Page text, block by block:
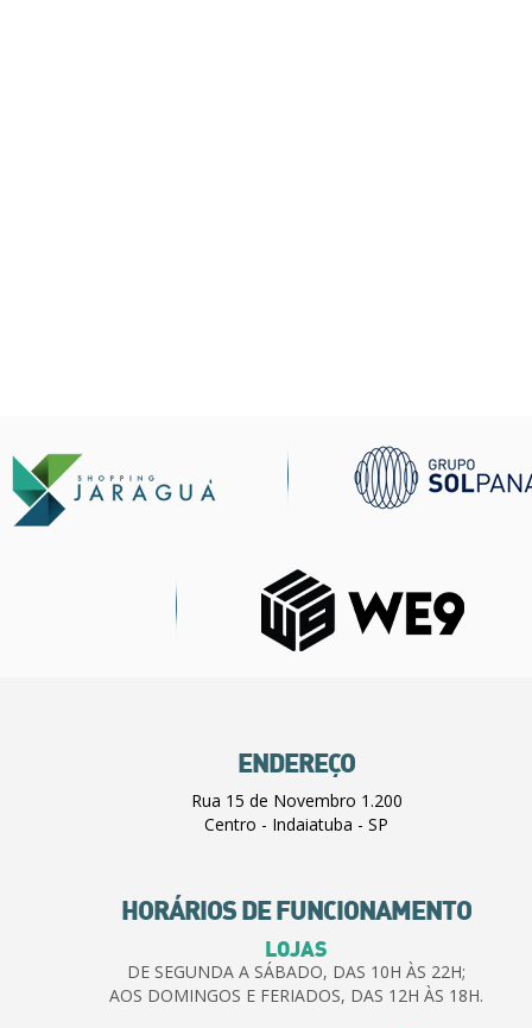
ENDEREÇO
Rua 15 de Novembro 1.200
Centro - Indaiatuba - SP
HORÁRIOS DE FUNCIONAMENTO
LOJAS
DE SEGUNDA A SÁBADO, DAS 10H ÀS 22H;
AOS DOMINGOS E FERIADOS, DAS 12H ÀS 18H.